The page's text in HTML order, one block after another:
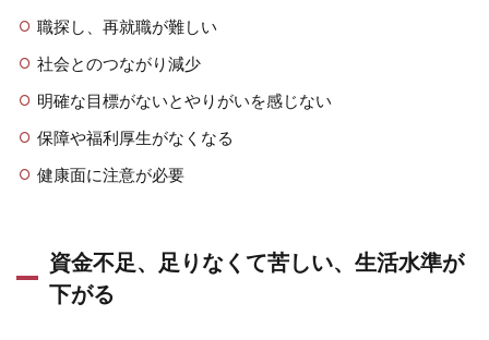
職探し、再就職が難しい
社会とのつながり減少
明確な目標がないとやりがいを感じない
保障や福利厚生がなくなる
健康面に注意が必要
資金不足、足りなくて苦しい、生活水準が
下がる